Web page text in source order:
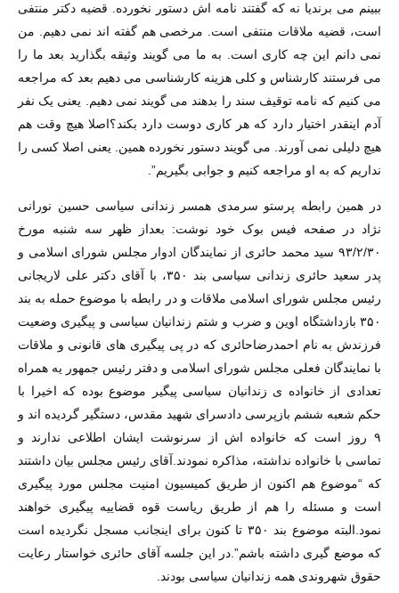
ببینم می برندیا نه که گفتند نامه اش دستور نخورده. قضیه دکتر منتفی
است، قضیه ملاقات منتفی است. مرخصی هم گفته اند نمی دهیم. من
نمی دانم این چه کاری است. به ما می گویند وثیقه بگذارید بعد ما را
می فرستند کارشناس و کلی هزینه کارشناسی می دهیم بعد که مراجعه
می کنیم که نامه توقیف سند را بدهند می گویند نمی دهیم. یعنی یک نفر
آدم اینقدر اختیار دارد که هر کاری دوست دارد بکند؟اصلا هیچ وقت هم
هیچ دلیلی نمی آورند. می گویند دستور نخورده همین. یعنی اصلا کسی را
نداریم که به او مراجعه کنیم و جوابی بگیریم”.
در همین رابطه پرستو سرمدی همسر زندانی سیاسی حسین نورانی
نژاد در صفحه فیس بوک خود نوشت: بعداز ظهر سه شنبه مورخ
۹۳/۲/۳۰ سید محمد حائری از نمایندگان ادوار مجلس شورای اسلامی و
پدر سعید حائری زندانی سیاسی بند ۳۵۰، با آقای دکتر علی لاریجانی
رئیس مجلس شورای اسلامی ملاقات و در رابطه با موضوع حمله به بند
۳۵۰ بازداشتگاه اوین و ضرب و شتم زندانیان سیاسی و پیگیری وضعیت
فرزندش به نام احمدرضاحائری که در پی پیگیری های قانونی و ملاقات
با نمایندگان فعلی مجلس شورای اسلامی و دفتر رئیس جمهور یه همراه
تعدادی از خانواده ی زندانیان سیاسی پیگیر موضوع بوده که اخیرا با
حکم شعبه ششم بازپرسی دادسرای شهید مقدس، دستگیر گردیده اند و
۹ روز است که خانواده اش از سرنوشت ایشان اطلاعی ندارند و
تماسی با خانواده نداشته، مذاکره نمودند.آقای رئیس مجلس بیان داشتند
که “موضوع هم اکنون از طریق کمیسیون امنیت مجلس مورد پیگیری
است و مسئله را هم از طریق ریاست قوه قضاییه پیگیری خواهند
نمود.البته موضوع بند ۳۵۰ تا کنون برای اینجانب مسجل نگردیده است
که موضع گیری داشته باشم”.در این جلسه آقای حائری خواستار رعایت
حقوق شهروندی همه زندانیان سیاسی بودند.